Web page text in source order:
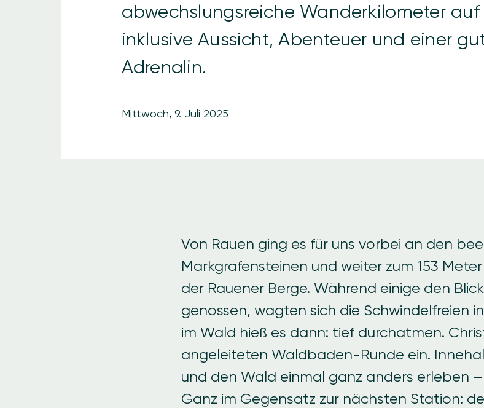
abwechslungsreiche Wanderkilometer auf
inklusive Aussicht, Abenteuer und einer
Adrenalin.
Mittwoch, 9. Juli 2025
Von Rauen ging es für uns vorbei an den
Markgrafensteinen und weiter zum 153
der Rauener Berge. Während einige den
genossen, wagten sich die Schwindelfreien
im Wald hieß es dann: tief durchatmen.
angeleiteten Waldbaden-Runde ein.
und den Wald einmal ganz anders erleben
Ganz im Gegensatz zur nächsten Station: